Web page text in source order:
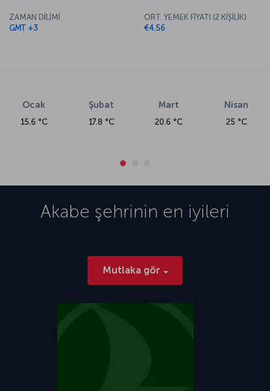
ZAMAN DİLİMİ
GMT +3
ORT. YEMEK FİYATI (2 KİŞİLİK)
€4.56
Ocak
15.6 °C
Şubat
17.8 °C
Mart
20.6 °C
Nisan
25 °C
Akabe şehrinin en iyileri
Mutlaka gör